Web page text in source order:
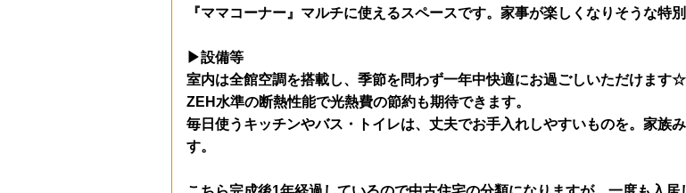
『ママコーナー』マルチに使えるスペースです。家事が楽しくなりそうな特
▶設備等
室内は全館空調を搭載し、季節を問わず一年中快適にお過ごしいただけます☆
ZEH水準の断熱性能で光熱費の節約も期待できます。
毎日使うキッチンやバス・トイレは、丈夫でお手入れしやすいものを。 家族
す。